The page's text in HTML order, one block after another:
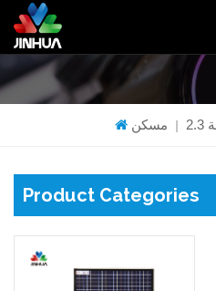
مسكن |
Product Categories